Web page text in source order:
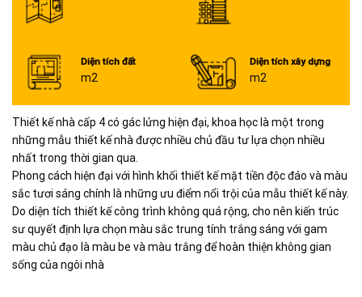
Diện tích đất
m2
Diện tích xây dựng
m2
Thiết kế nhà cấp 4 có gác lửng hiện đại, khoa học là một trong
những mẫu thiết kế nhà được nhiều chủ đầu tư lựa chọn nhiều
nhất trong thời gian qua.
Phong cách hiện đại với hình khối thiết kế mặt tiền độc đáo và màu
sắc tươi sáng chính là những ưu điểm nổi trội của mẫu thiết kế này.
Do diện tích thiết kế công trình không quá rộng, cho nên kiến trúc
sư quyết định lựa chọn màu sắc trung tính trắng sáng với gam
màu chủ đạo là màu be và màu trắng để hoàn thiện không gian
sống của ngôi nhà